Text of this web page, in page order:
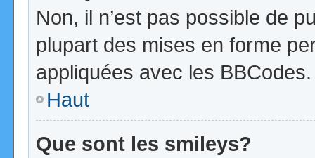
Non, il n’est pas possible de
plupart des mises en forme
appliquées avec les BBCodes.
Haut
Que sont les smileys?